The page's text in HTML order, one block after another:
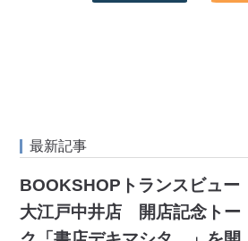
最新記事
BOOKSHOPトランスビュー
大江戸中井店 開店記念トー